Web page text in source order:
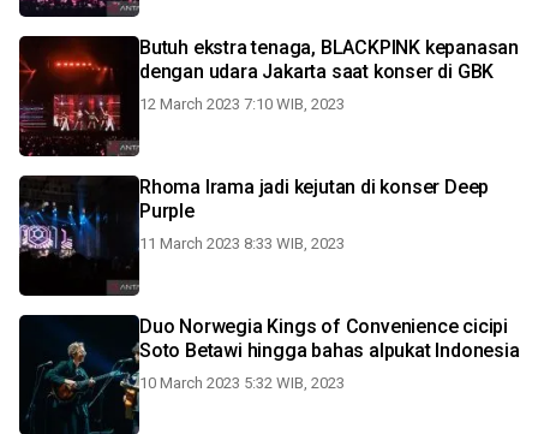
Butuh ekstra tenaga, BLACKPINK kepanasan
dengan udara Jakarta saat konser di GBK
12 March 2023 7:10 WIB, 2023
Rhoma Irama jadi kejutan di konser Deep
Purple
11 March 2023 8:33 WIB, 2023
Duo Norwegia Kings of Convenience cicipi
Soto Betawi hingga bahas alpukat Indonesia
10 March 2023 5:32 WIB, 2023